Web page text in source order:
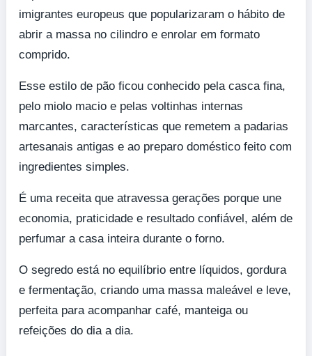
imigrantes europeus que popularizaram o hábito de
abrir a massa no cilindro e enrolar em formato
comprido.
Esse estilo de pão ficou conhecido pela casca fina,
pelo miolo macio e pelas voltinhas internas
marcantes, características que remetem a padarias
artesanais antigas e ao preparo doméstico feito com
ingredientes simples.
É uma receita que atravessa gerações porque une
economia, praticidade e resultado confiável, além de
perfumar a casa inteira durante o forno.
O segredo está no equilíbrio entre líquidos, gordura
e fermentação, criando uma massa maleável e leve,
perfeita para acompanhar café, manteiga ou
refeições do dia a dia.